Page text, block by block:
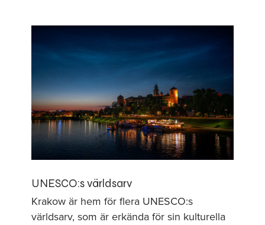
UNESCO:s världsarv
Krakow är hem för flera UNESCO:s
världsarv, som är erkända för sin kulturella